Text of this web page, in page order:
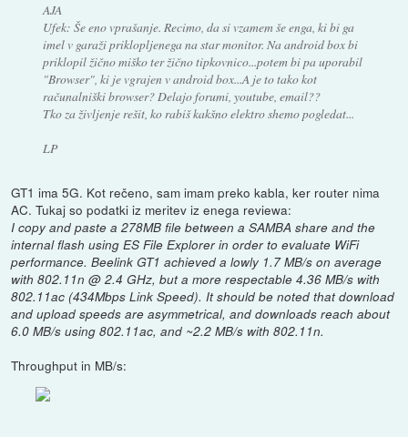
AJA
Ufek: Še eno vprašanje. Recimo, da si vzamem še enga, ki bi ga
imel v garaži priklopljenega na star monitor. Na android box bi
priklopil žično miško ter žično tipkovnico...potem bi pa uporabil
"Browser", ki je vgrajen v android box...A je to tako kot
računalniški browser? Delajo forumi, youtube, email??
Tko za življenje rešit, ko rabiš kakšno elektro shemo pogledat...
LP
GT1 ima 5G. Kot rečeno, sam imam preko kabla, ker router nima
AC. Tukaj so podatki iz meritev iz enega reviewa:
I copy and paste a 278MB file between a SAMBA share and the
internal flash using ES File Explorer in order to evaluate WiFi
performance. Beelink GT1 achieved a lowly 1.7 MB/s on average
with 802.11n @ 2.4 GHz, but a more respectable 4.36 MB/s with
802.11ac (434Mbps Link Speed). It should be noted that download
and upload speeds are asymmetrical, and downloads reach about
6.0 MB/s using 802.11ac, and ~2.2 MB/s with 802.11n.
Throughput in MB/s: